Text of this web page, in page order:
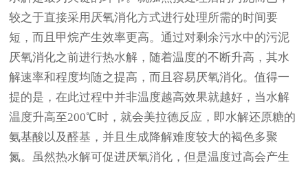
较之于直接采用厌氧消化方式进行处理所需的时间要
短，而且甲烷产生效率更高。通过对剩余污水中的污泥
厌氧消化之前进行热水解，随着温度的不断升高，其水
解速率和程度均随之提高，而且容易厌氧消化。值得一
提的是，在此过程中并非温度越高效果就越好，当水解
温度升高至200℃时，就会美拉德反应，即水解还原糖的
氨基酸以及醛基，并且生成降解难度较大的褐色多聚
氮。虽然热水解可促进厌氧消化，但是温度过高会产生